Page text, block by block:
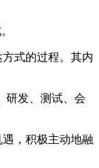
式的过程。其内
研发、测试、会
，积极主动地融